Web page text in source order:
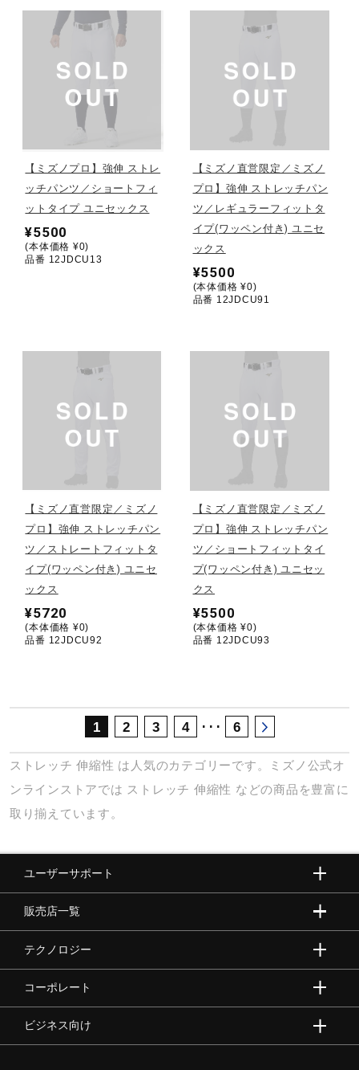
健康／エクササイズ
ジュニア／キッズ
メディカル
コラボ／ライセンス
セール
直営店一覧
【ミズノプロ】強伸 ストレ
ッチパンツ／ショートフィ
ットタイプ ユニセックス
¥5500
(本体価格 ¥0)
品番 12JDCU13
【ミズノ直営限定／ミズノ
プロ】強伸 ストレッチパン
ツ／レギュラーフィットタ
イプ(ワッペン付き) ユニセ
ックス
¥5500
(本体価格 ¥0)
品番 12JDCU91
【ミズノ直営限定／ミズノ
プロ】強伸 ストレッチパン
ツ／ストレートフィットタ
イプ(ワッペン付き) ユニセ
ックス
¥5720
(本体価格 ¥0)
品番 12JDCU92
【ミズノ直営限定／ミズノ
プロ】強伸 ストレッチパン
ツ／ショートフィットタイ
プ(ワッペン付き) ユニセッ
クス
¥5500
(本体価格 ¥0)
品番 12JDCU93
1 2 3 4 ･･･ 6
ストレッチ 伸縮性 は人気のカテゴリーです。ミズノ公式オ
ンラインストアでは ストレッチ 伸縮性 などの商品を豊富に
取り揃えています。
ユーザーサポート
販売店一覧
テクノロジー
コーポレート
ビジネス向け